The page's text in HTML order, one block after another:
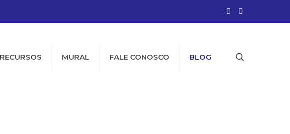
RECURSOS MURAL FALE CONOSCO BLOG